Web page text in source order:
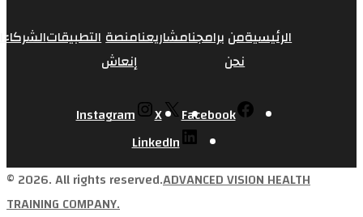
مشاريعنامنصة
إنعاش
التطبيقاتالشركاءالعملاءتواصلEnglish
X
Instagram
© 2026. All rights reserved.ADVANCED
TRAINING COMPANY.